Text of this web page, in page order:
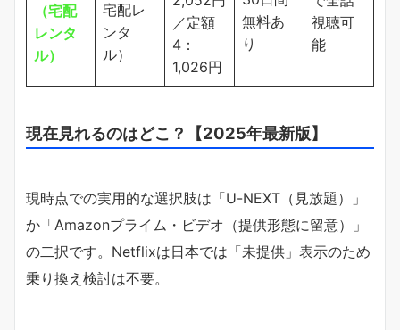
（宅配
レンタ
ル）
宅配レ
ンタ
ル）
／定額
4：
1,026円
無料あ
り
視聴可
能
現在見れるのはどこ？【2025年最新版】
現時点での実用的な選択肢は「U-NEXT（見放題）」
か「Amazonプライム・ビデオ（提供形態に留意）」
の二択です。Netflixは日本では「未提供」表示のため
乗り換え検討は不要。